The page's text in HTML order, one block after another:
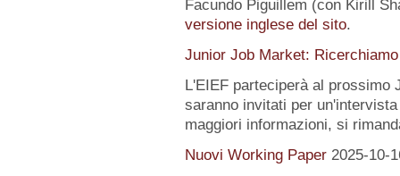
Facundo Piguillem (con Kirill
versione inglese del sito.
Junior Job Market:
L'EIEF parteciperà al prossimo
saranno invitati per
maggiori informazioni, si
Nuovi Working Paper 2025-10-